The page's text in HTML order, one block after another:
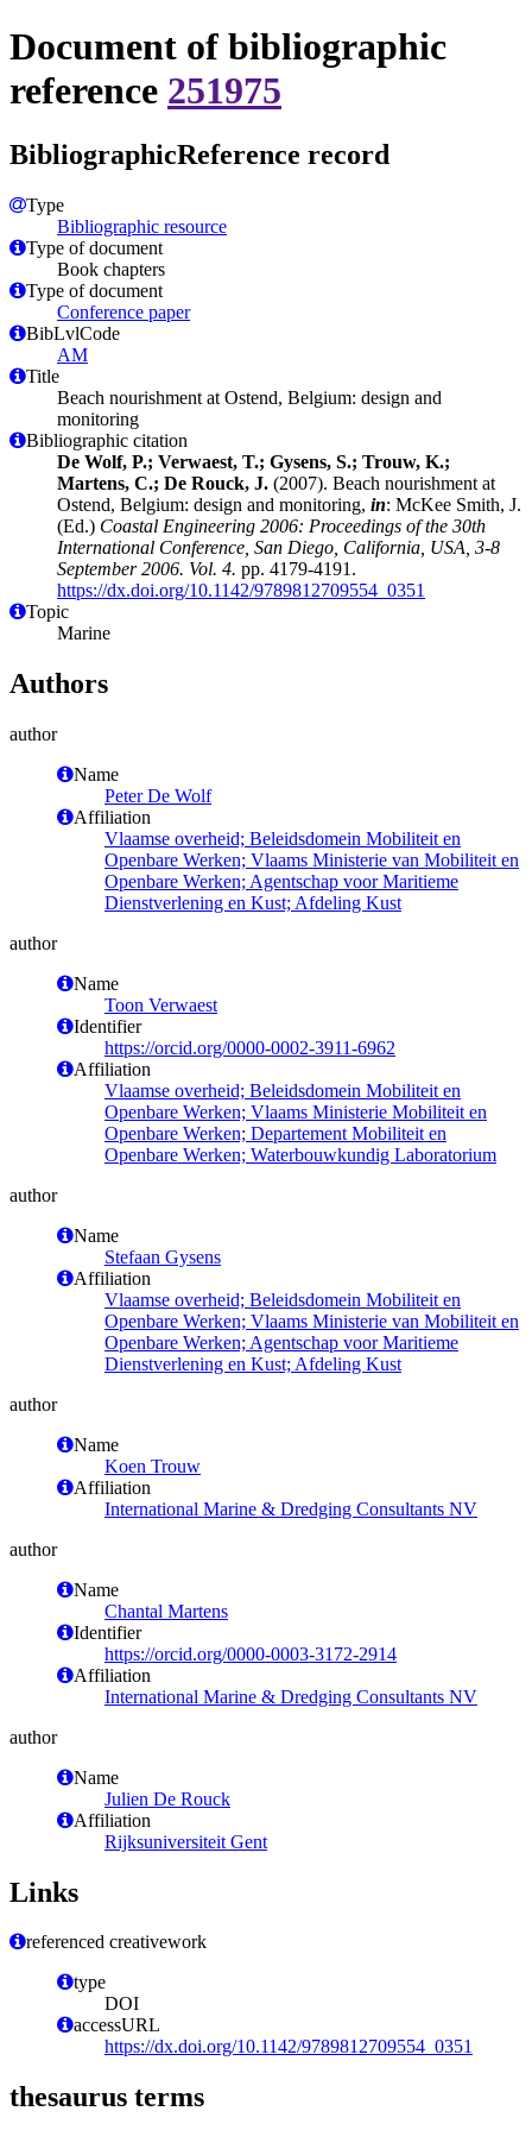
Document of bibliographic
reference 251975
BibliographicReference record
Type
Bibliographic resource
Type of document
Book chapters
Type of document
Conference paper
BibLvlCode
AM
Title
Beach nourishment at Ostend, Belgium: design and
monitoring
Bibliographic citation
De Wolf, P.; Verwaest, T.; Gysens, S.; Trouw, K.;
Martens, C.; De Rouck, J. (2007). Beach nourishment at
Ostend, Belgium: design and monitoring, in: McKee Smith, J.
(Ed.) Coastal Engineering 2006: Proceedings of the 30th
International Conference, San Diego, California, USA, 3-8
September 2006. Vol. 4. pp. 4179-4191.
https://dx.doi.org/10.1142/9789812709554_0351
Topic
Marine
Authors
author
Name
Peter De Wolf
Affiliation
Vlaamse overheid; Beleidsdomein Mobiliteit en
Openbare Werken; Vlaams Ministerie van Mobiliteit en
Openbare Werken; Agentschap voor Maritieme
Dienstverlening en Kust; Afdeling Kust
author
Name
Toon Verwaest
Identifier
https://orcid.org/0000-0002-3911-6962
Affiliation
Vlaamse overheid; Beleidsdomein Mobiliteit en
Openbare Werken; Vlaams Ministerie Mobiliteit en
Openbare Werken; Departement Mobiliteit en
Openbare Werken; Waterbouwkundig Laboratorium
author
Name
Stefaan Gysens
Affiliation
Vlaamse overheid; Beleidsdomein Mobiliteit en
Openbare Werken; Vlaams Ministerie van Mobiliteit en
Openbare Werken; Agentschap voor Maritieme
Dienstverlening en Kust; Afdeling Kust
author
Name
Koen Trouw
Affiliation
International Marine & Dredging Consultants NV
author
Name
Chantal Martens
Identifier
https://orcid.org/0000-0003-3172-2914
Affiliation
International Marine & Dredging Consultants NV
author
Name
Julien De Rouck
Affiliation
Rijksuniversiteit Gent
Links
referenced creativework
type
DOI
accessURL
https://dx.doi.org/10.1142/9789812709554_0351
thesaurus terms